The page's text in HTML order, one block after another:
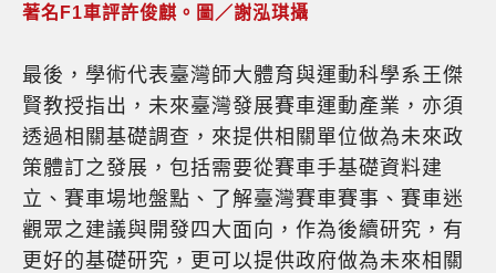
著名F1車評許俊麒。圖／謝泓琪攝
最後，學術代表臺灣師大體育與運動科學系王傑
賢教授指出，未來臺灣發展賽車運動產業，亦須
透過相關基礎調查，來提供相關單位做為未來政
策體訂之發展，包括需要從賽車手基礎資料建
立、賽車場地盤點、了解臺灣賽車賽事、賽車迷
觀眾之建議與開發四大面向，作為後續研究，有
更好的基礎研究，更可以提供政府做為未來相關